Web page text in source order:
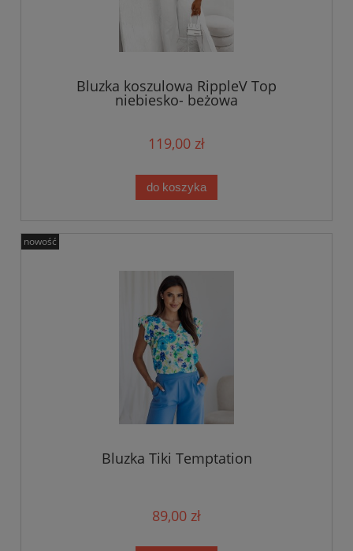
Bluzka koszulowa RippleV Top
niebiesko- beżowa
119,00 zł
do koszyka
Bluzka Tiki Temptation
89,00 zł
nowość